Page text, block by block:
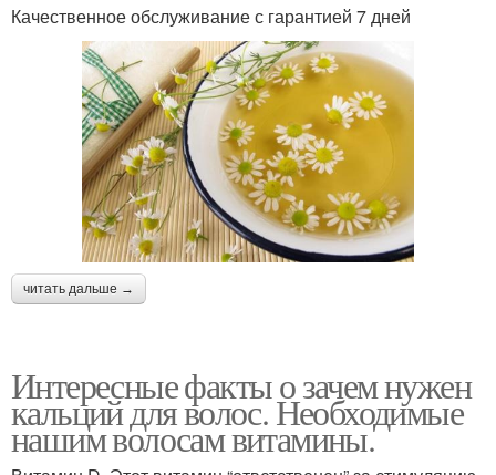
Качественное обслуживание с гарантией 7 дней
читать дальше →
Интересные факты о зачем нужен
кальций для волос. Необходимые
нашим волосам витамины.